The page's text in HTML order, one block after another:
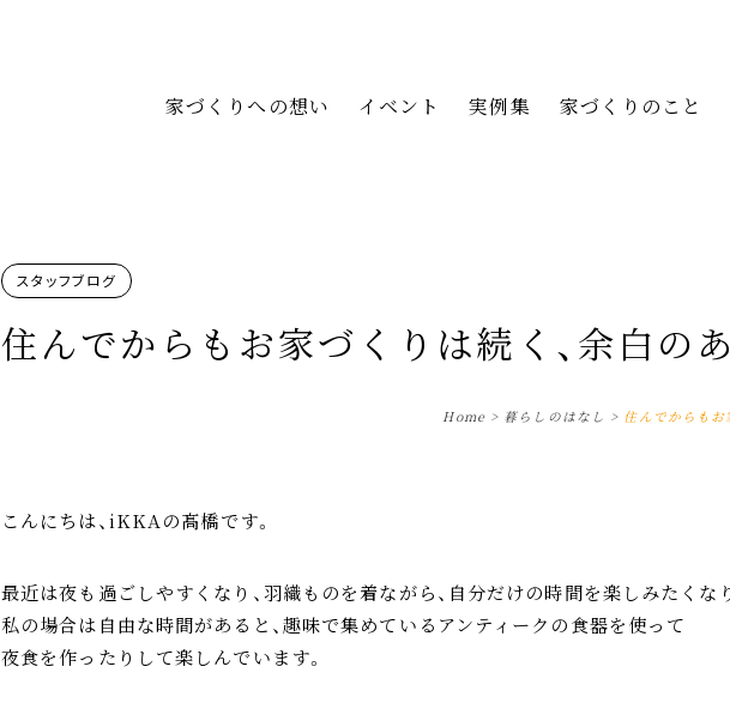
家づくりへの想い イベント 実例集 家づくりのこと
スタッフブログ
住んでからもお家づくりは続く、余白の
Home> 暮らしのはなし > 住んでからもお
こんにちは、iKKAの髙橋です。
最近は夜も過ごしやすくなり、羽織ものを着ながら、自分だけの時間を楽しみたくな
私の場合は自由な時間があると、趣味で集めているアンティークの食器を使って
夜食を作ったりして楽しんでいます。